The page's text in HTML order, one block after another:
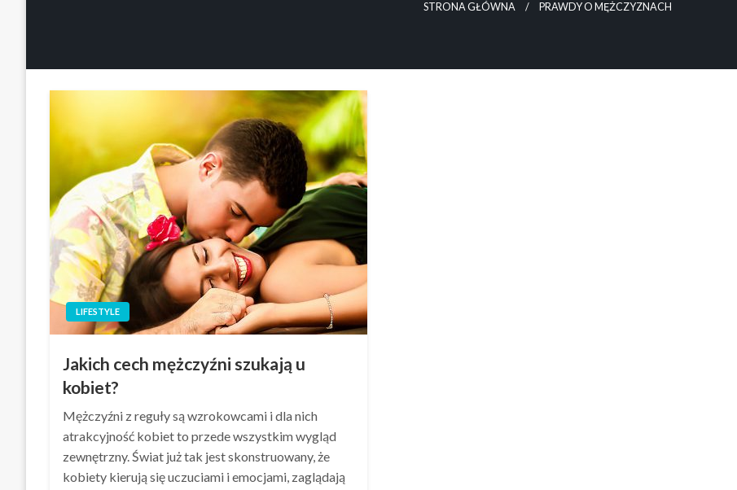
STRONA GŁÓWNA PRAWDY O MĘŻCZYZNACH
LIFESTYLE
Jakich cech mężczyźni szukają u
kobiet?
Mężczyźni z reguły są wzrokowcami i dla nich
atrakcyjność kobiet to przede wszystkim wygląd
zewnętrzny. Świat już tak jest skonstruowany, że
kobiety kierują się uczuciami i emocjami, zaglądają